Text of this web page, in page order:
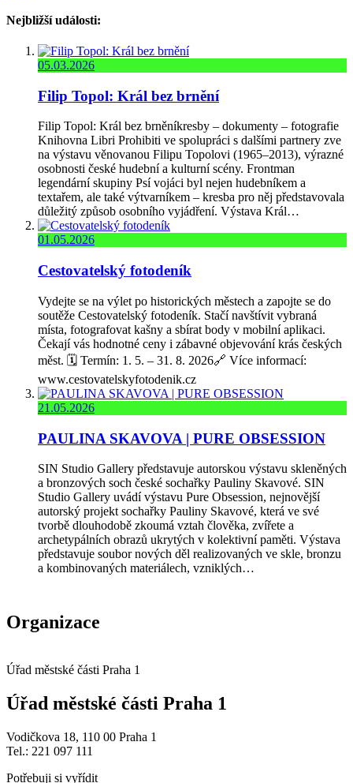
Nejbližší události:
05.03.2026
Filip Topol: Král bez brnění
Filip Topol: Král bez brněníkresby – dokumenty – fotografie
Knihovna Libri Prohibiti ve spolupráci s dalšími partnery zve
na výstavu věnovanou Filipu Topolovi (1965–2013), výrazné
osobnosti české hudební a kulturní scény. Frontman
legendární skupiny Psí vojáci byl nejen hudebníkem a
textařem, ale také výtvarníkem – kresba pro něj představovala
důležitý způsob osobního vyjádření. Výstava Král…
01.05.2026
Cestovatelský fotodeník
Vydejte se na výlet po historických městech a zapojte se do
soutěže Cestovatelský fotodeník. Stačí navštívit vybraná
místa, fotografovat kašny a sbírat body v mobilní aplikaci.
Čekají vás hodnotné ceny i zábavné objevování krás českých
měst. 🗓️ Termín: 1. 5. – 31. 8. 2026🔗 Více informací:
www.cestovatelskyfotodenik.cz
21.05.2026
PAULINA SKAVOVA | PURE OBSESSION
SIN Studio Gallery představuje autorskou výstavu skleněných
a bronzových soch české sochařky Pauliny Skavové. SIN
Studio Gallery uvádí výstavu Pure Obsession, nejnovější
autorský projekt sochařky Pauliny Skavové, která ve své
tvorbě dlouhodobě zkoumá vztah člověka, zvířete a
archetypálních obrazů ukrytých v kolektivní paměti. Výstava
představuje soubor nových děl realizovaných ve skle, bronzu
a kombinovaných materiálech, vzniklých…
Organizace
Úřad městské části Praha 1
Úřad městské části Praha 1
Vodičkova 18, 110 00 Praha 1
Tel.: 221 097 111
Potřebuji si vyřídit